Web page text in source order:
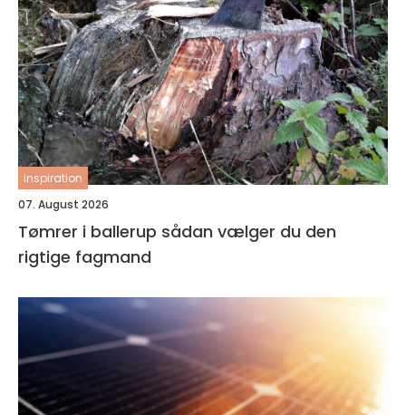
inspiration
07. August 2026
Tømrer i ballerup sådan vælger du den
rigtige fagmand